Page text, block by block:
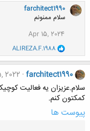
farchitect1990
سلام ممنونم
Apr 15, 2024
و
ا
ک
ن
ش
ه
ا
:
ALIREZA.F.1988
farchitect1990
2022
سلام.عزیزان یه فعالیت
کمکتون کنم.
پیوست ها